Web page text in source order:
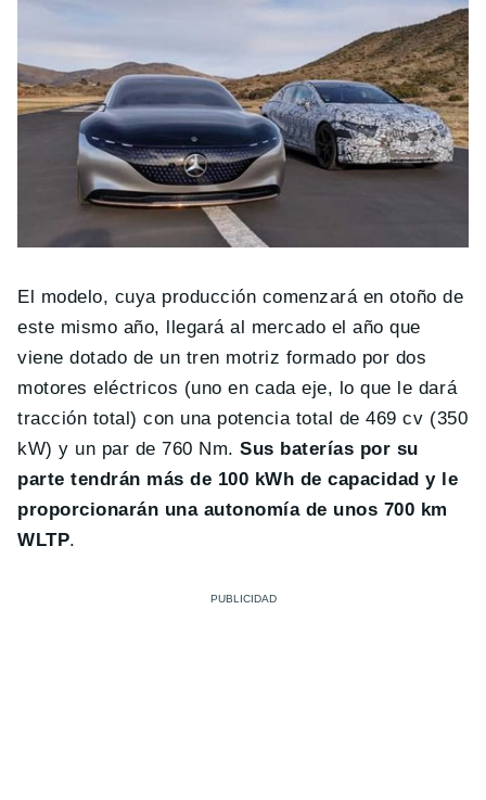
El modelo, cuya producción comenzará en otoño de
este mismo año, llegará al mercado el año que
viene dotado de un tren motriz formado por dos
motores eléctricos (uno en cada eje, lo que le dará
tracción total) con una potencia total de 469 cv (350
kW) y un par de 760 Nm.Sus baterías por su
parte tendrán más de 100 kWh de capacidad y le
proporcionarán una autonomía de unos 700 km
WLTP.